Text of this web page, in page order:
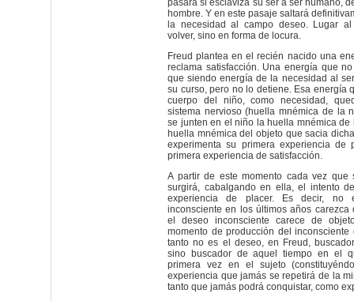
pasará si esclaviza su ser a ser humano,
hombre. Y en este pasaje saltará
la necesidad al campo deseo. Lugar
volver, sino en forma de locura.
Freud plantea en el recién nacido una
reclama satisfacción. Una energía que
que siendo energía de la necesidad al
su curso, pero no lo detiene. Esa energía
cuerpo del niño, como necesidad,
sistema nervioso (huella mnémica de la
se junten en el niño la huella mnémica de
huella mnémica del objeto que sacia
experimenta su primera experiencia de
primera experiencia de satisfacción.
A partir de este momento cada vez que
surgirá, cabalgando en ella, el intento
experiencia de placer. Es decir, no
inconsciente en los últimos años carezca
el deseo inconsciente carece de
momento de producción del inconsciente
tanto no es el deseo, en Freud,
sino buscador de aquel tiempo en el
primera vez en el sujeto
experiencia que jamás se repetirá de la
tanto que jamás podrá conquistar, como